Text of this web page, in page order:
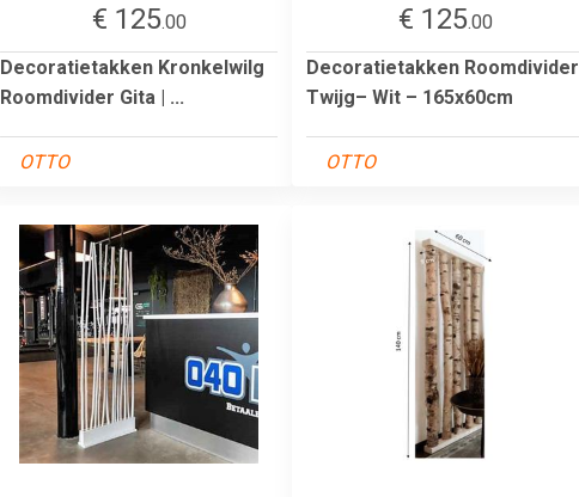
€ 125.00
Decoratietakken Kronkelwilg
Roomdivider Gita | ...
OTTO
€ 125.00
Decoratietakken Roomdivider
Twijg– Wit – 165x60cm
OTTO